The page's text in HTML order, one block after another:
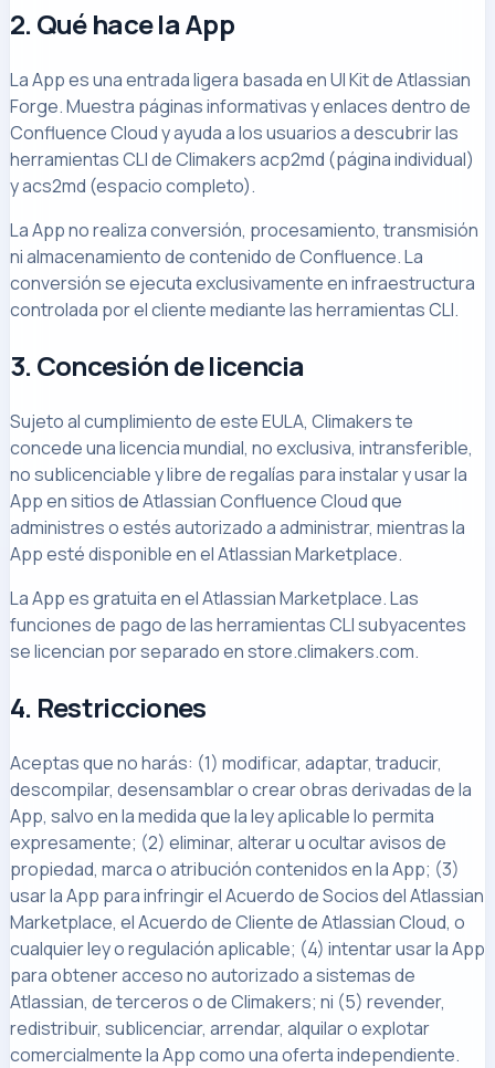
2. Qué hace la App
La App es una entrada ligera basada en UI Kit de Atlassian
Forge. Muestra páginas informativas y enlaces dentro de
Confluence Cloud y ayuda a los usuarios a descubrir las
herramientas CLI de Climakers acp2md (página individual)
y acs2md (espacio completo).
La App no realiza conversión, procesamiento, transmisión
ni almacenamiento de contenido de Confluence. La
conversión se ejecuta exclusivamente en infraestructura
controlada por el cliente mediante las herramientas CLI.
3. Concesión de licencia
Sujeto al cumplimiento de este EULA, Climakers te
concede una licencia mundial, no exclusiva, intransferible,
no sublicenciable y libre de regalías para instalar y usar la
App en sitios de Atlassian Confluence Cloud que
administres o estés autorizado a administrar, mientras la
App esté disponible en el Atlassian Marketplace.
La App es gratuita en el Atlassian Marketplace. Las
funciones de pago de las herramientas CLI subyacentes
se licencian por separado en store.climakers.com.
4. Restricciones
Aceptas que no harás: (1) modificar, adaptar, traducir,
descompilar, desensamblar o crear obras derivadas de la
App, salvo en la medida que la ley aplicable lo permita
expresamente; (2) eliminar, alterar u ocultar avisos de
propiedad, marca o atribución contenidos en la App; (3)
usar la App para infringir el Acuerdo de Socios del Atlassian
Marketplace, el Acuerdo de Cliente de Atlassian Cloud, o
cualquier ley o regulación aplicable; (4) intentar usar la App
para obtener acceso no autorizado a sistemas de
Atlassian, de terceros o de Climakers; ni (5) revender,
redistribuir, sublicenciar, arrendar, alquilar o explotar
comercialmente la App como una oferta independiente.